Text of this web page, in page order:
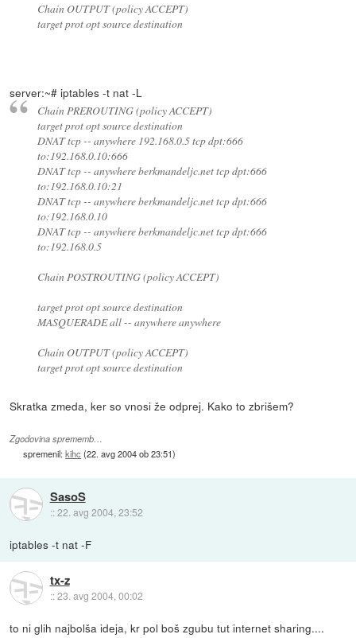
Chain OUTPUT (policy ACCEPT)
target prot opt source destination
server:~# iptables -t nat -L
Chain PREROUTING (policy ACCEPT)
target prot opt source destination
DNAT tcp -- anywhere 192.168.0.5 tcp dpt:666
to:192.168.0.10:666
DNAT tcp -- anywhere berkmandeljc.net tcp dpt:666
to:192.168.0.10:21
DNAT tcp -- anywhere berkmandeljc.net tcp dpt:666
to:192.168.0.10
DNAT tcp -- anywhere berkmandeljc.net tcp dpt:666
to:192.168.0.5
Chain POSTROUTING (policy ACCEPT)
target prot opt source destination
MASQUERADE all -- anywhere anywhere
Chain OUTPUT (policy ACCEPT)
target prot opt source destination
Skratka zmeda, ker so vnosi že odprej. Kako to zbrišem?
Zgodovina sprememb…
spremenil:kihc (22. avg 2004 ob 23:51)
SasoS
::22. avg 2004, 23:52
iptables -t nat -F
tx-z
::23. avg 2004, 00:02
to ni glih najbolša ideja, kr pol boš zgubu tut internet sharing....